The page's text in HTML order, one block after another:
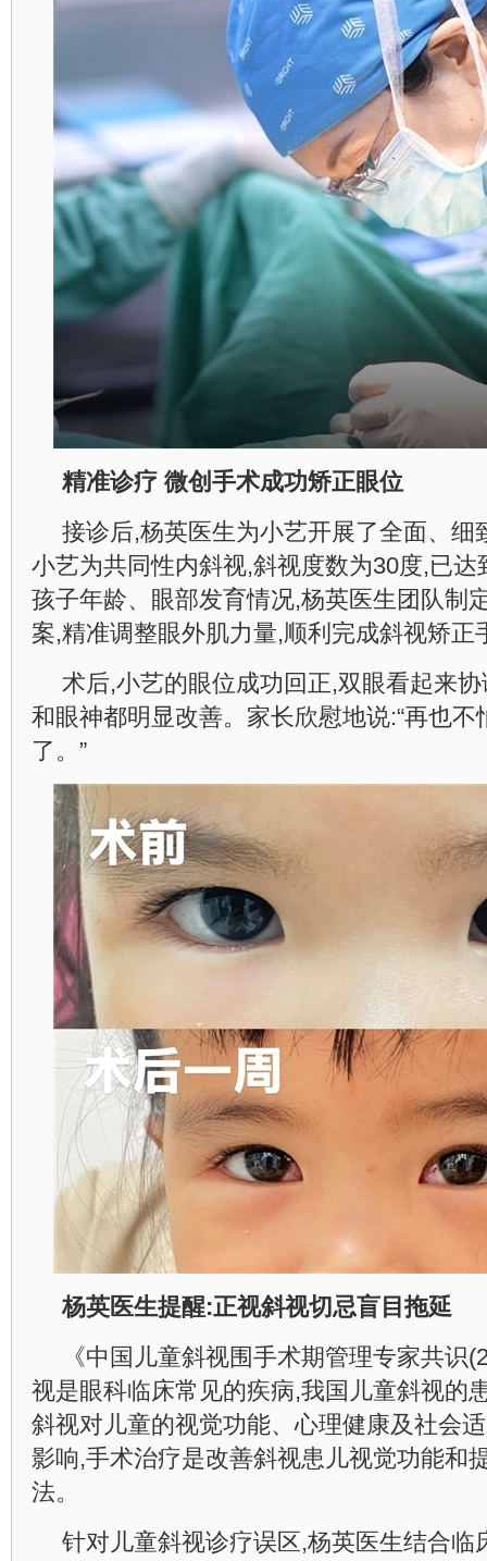
精准诊疗 微创手术成功矫正眼位
接诊后,杨英医生为小艺开展了全面、细
小艺为共同性内斜视,斜视度数为30度,已
孩子年龄、眼部发育情况,杨英医生团队制
案,精准调整眼外肌力量,顺利完成斜视矫正
术后,小艺的眼位成功回正,双眼看起来
和眼神都明显改善。家长欣慰地说:“再也
了。”
杨英医生提醒:正视斜视切忌盲目拖延
《中国儿童斜视围手术期管理专家共识
视是眼科临床常见的疾病,我国儿童斜视的
斜视对儿童的视觉功能、心理健康及社会
影响,手术治疗是改善斜视患儿视觉功能和
法。
针对儿童斜视诊疗误区,杨英医生结合临